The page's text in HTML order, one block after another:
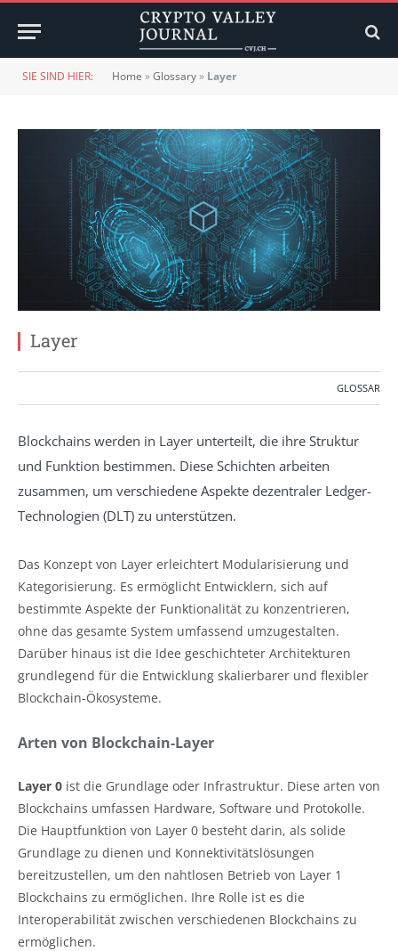
SIE SIND HIER: Home »Glossary» Layer
Layer
GLOSSAR
Blockchains werden in Layer unterteilt, die ihre Struktur
und Funktion bestimmen. Diese Schichten arbeiten
zusammen, um verschiedene Aspekte dezentraler Ledger-
Technologien (DLT) zu unterstützen.
Das Konzept von Layer erleichtert Modularisierung und
Kategorisierung. Es ermöglicht Entwicklern, sich auf
bestimmte Aspekte der Funktionalität zu konzentrieren,
ohne das gesamte System umfassend umzugestalten.
Darüber hinaus ist die Idee geschichteter Architekturen
grundlegend für die Entwicklung skalierbarer und flexibler
Blockchain-Ökosysteme.
Arten von Blockchain-Layer
Layer 0 ist die Grundlage oder Infrastruktur. Diese arten von
Blockchains umfassen Hardware, Software und Protokolle.
Die Hauptfunktion von Layer 0 besteht darin, als solide
Grundlage zu dienen und Konnektivitätslösungen
bereitzustellen, um den nahtlosen Betrieb von Layer 1
Blockchains zu ermöglichen. Ihre Rolle ist es die
Interoperabilität zwischen verschiedenen Blockchains zu
ermöglichen.